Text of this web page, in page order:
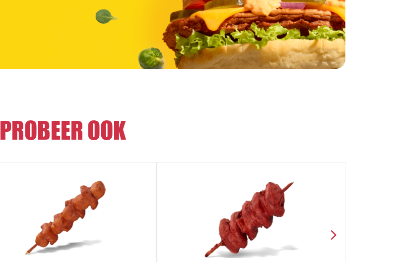
PROBEER OOK